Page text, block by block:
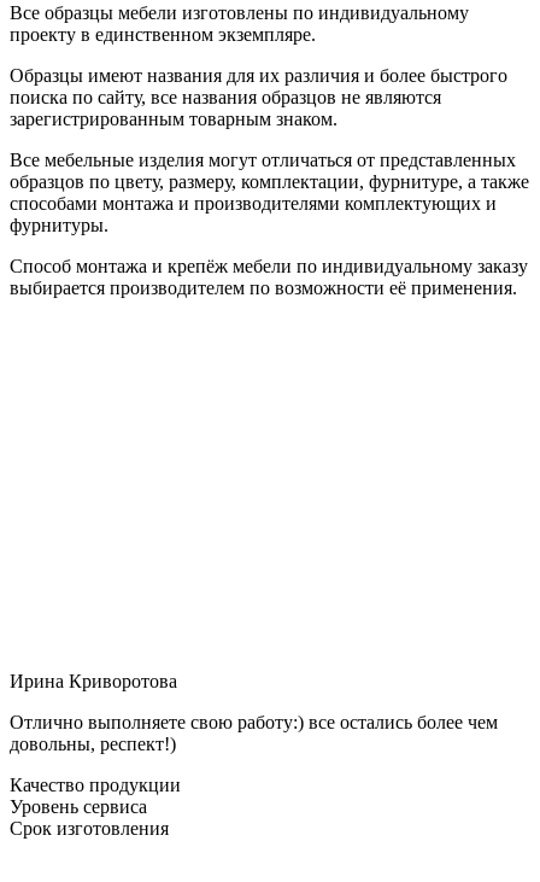
Все образцы мебели изготовлены по индивидуальному
проекту в единственном экземпляре.
Образцы имеют названия для их различия и более быстрого
поиска по сайту, все названия образцов не являются
зарегистрированным товарным знаком.
Все мебельные изделия могут отличаться от представленных
образцов по цвету, размеру, комплектации, фурнитуре, а также
способами монтажа и производителями комплектующих и
фурнитуры.
Способ монтажа и крепёж мебели по индивидуальному заказу
выбирается производителем по возможности её применения.
Ирина Криворотова
Отлично выполняете свою работу:) все остались более чем
довольны, респект!)
Качество продукции
Уровень сервиса
Срок изготовления